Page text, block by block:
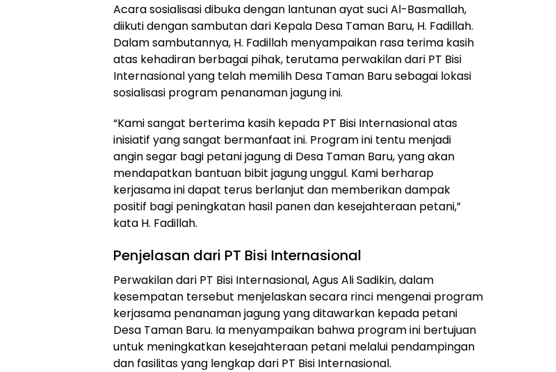
Acara sosialisasi dibuka dengan lantunan ayat suci Al-Basmallah,
diikuti dengan sambutan dari Kepala Desa Taman Baru, H. Fadillah.
Dalam sambutannya, H. Fadillah menyampaikan rasa terima kasih
atas kehadiran berbagai pihak, terutama perwakilan dari PT Bisi
Internasional yang telah memilih Desa Taman Baru sebagai lokasi
sosialisasi program penanaman jagung ini.
“Kami sangat berterima kasih kepada PT Bisi Internasional atas
inisiatif yang sangat bermanfaat ini. Program ini tentu menjadi
angin segar bagi petani jagung di Desa Taman Baru, yang akan
mendapatkan bantuan bibit jagung unggul. Kami berharap
kerjasama ini dapat terus berlanjut dan memberikan dampak
positif bagi peningkatan hasil panen dan kesejahteraan petani,”
kata H. Fadillah.
Penjelasan dari PT Bisi Internasional
Perwakilan dari PT Bisi Internasional, Agus Ali Sadikin, dalam
kesempatan tersebut menjelaskan secara rinci mengenai program
kerjasama penanaman jagung yang ditawarkan kepada petani
Desa Taman Baru. Ia menyampaikan bahwa program ini bertujuan
untuk meningkatkan kesejahteraan petani melalui pendampingan
dan fasilitas yang lengkap dari PT Bisi Internasional.